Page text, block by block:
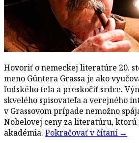
Hovoriť o nemeckej literatúre 20.
meno Güntera Grassa je ako
ľudského tela a preskočiť srdce.
skvelého spisovateľa a verejného
v Grassovom prípade nemožno
Nobelovej ceny za literatúru, ktorú
akadémia. Pokračovať v čítaní →